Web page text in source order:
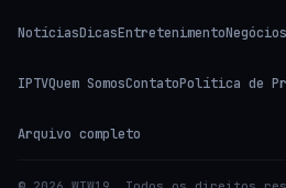
NotíciasDicasEntretenimentoNegócios
IPTVQuem SomosContatoPolítica de
Arquivo completo